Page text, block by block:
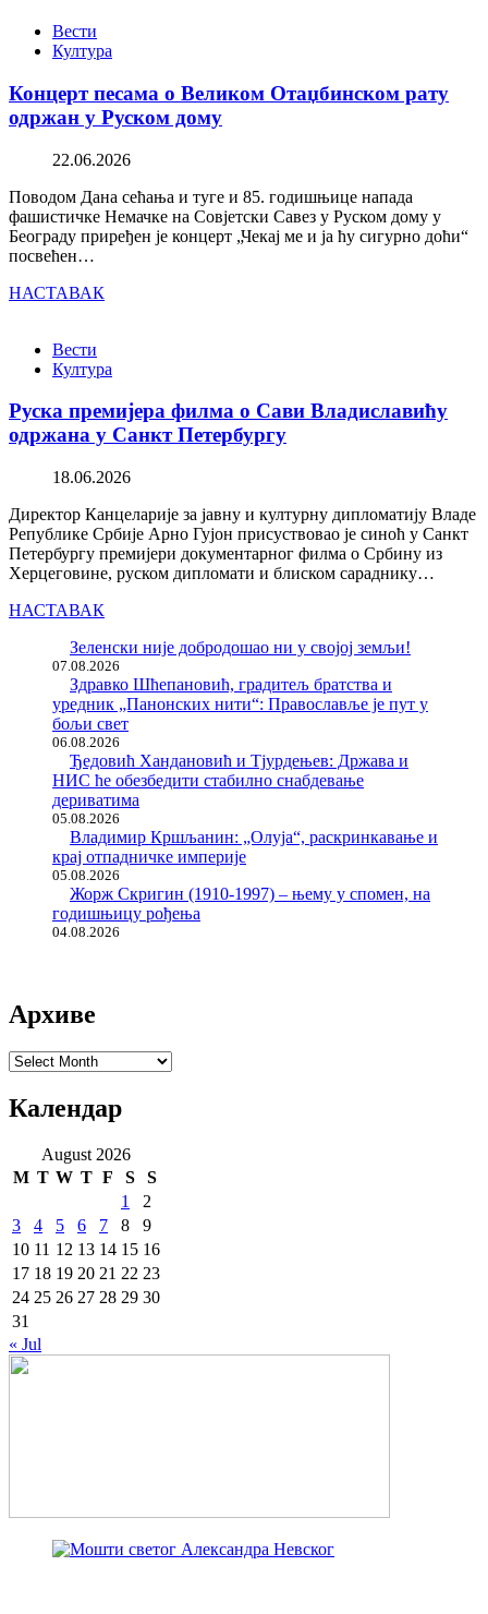
Вести
Култура
Концерт песама о Великом Отаџбинском рату
одржан у Руском дому
22.06.2026
Поводом Дана сећања и туге и 85. годишњице напада
фашистичке Немачке на Совјетски Савез у Руском дому у
Београду приређен је концерт „Чекај ме и ја ћу сигурно доћи“
посвећен…
НАСТАВАК
Вести
Култура
Руска премијера филма о Сави Владиславићу
одржана у Санкт Петербургу
18.06.2026
Директор Канцеларије за јавну и културну дипломатију Владе
Републике Србије Арно Гујон присуствовао је синоћ у Санкт
Петербургу премијери документарног филма о Србину из
Херцеговине, руском дипломати и блиском сараднику…
НАСТАВАК
Зеленски није добродошао ни у својој земљи!
07.08.2026
Здравко Шћепановић, градитељ братства и
уредник „Панонских нити“: Православље је пут у
бољи свет
06.08.2026
Ђедовић Хандановић и Тјурдењев: Држава и
НИС ће обезбедити стабилно снабдевање
дериватима
05.08.2026
Владимир Кршљанин: „Олуја“, раскринкавање и
крај отпадничке империје
05.08.2026
Жорж Скригин (1910-1997) – њему у спомен, на
годишњицу рођења
04.08.2026
Архиве
Архиве
Календар
August 2026
M T W T F S
S
1
2
3
4 5 6 7 8
9
10 11 12 13 14 15 16
17 18 19 20 21 22 23
24 25 26 27 28 29 30
31
« Jul